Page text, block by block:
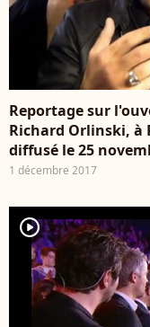
Reportage sur
Richard Orlinski, à
diffusé le 25
1 décembre 2017
player2